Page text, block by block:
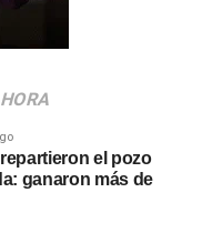
el pozo
ganaron más de